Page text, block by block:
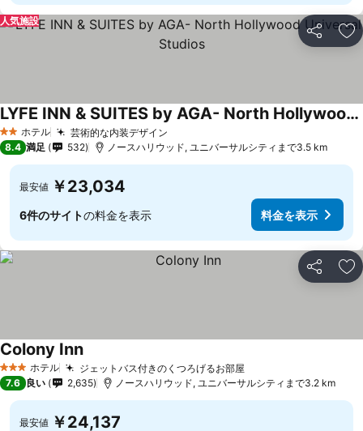
シェア お
人気施設
2 ホテルのランク
ホテル 芸術的な内装デザイン
LYFE INN & SUITES by AGA- North Hollywood Universal Studios
8.4 満足 532 ノースハリウッド, ユニバーサルシティまで3.5 km
最安値 ￥23,034
6件のサイトの料金を表示 料金を表示
シェア お
3 ホテルのランク
ホテル ジェットバス付きのくつろげるお部屋
Colony Inn
7.6 良い 2,635 ノースハリウッド, ユニバーサルシティまで3.2 km
最安値 ￥24,137